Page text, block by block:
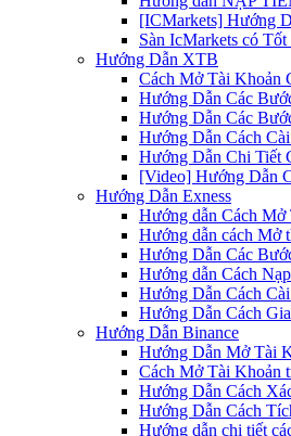
[ICMarkets] Hướng
Sàn IcMarkets có
Hướng Dẫn XTB
Cách Mở Tài Khoản
Hướng Dẫn Các
Hướng Dẫn Các
Hướng Dẫn Cách
Hướng Dẫn Chi Tiết
[Video] Hướng Dẫn
Hướng Dẫn Exness
Hướng dẫn Cách Mở
Hướng dẫn cách Mở
Hướng Dẫn Các
Hướng dẫn Cách
Hướng Dẫn Cách
Hướng Dẫn Cách
Hướng Dẫn Binance
Hướng Dẫn Mở Tài
Cách Mở Tài Khoản
Hướng Dẫn Cách
Hướng Dẫn Cách
Hướng dẫn chi tiết